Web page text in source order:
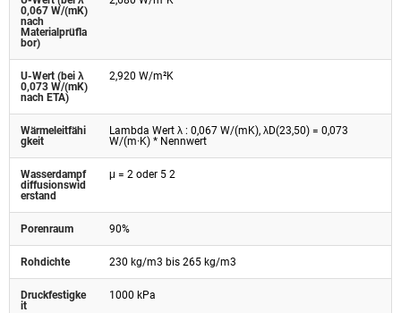
0,067 W/(mK)
nach
Materialprüfla
bor)
U-Wert (bei λ
0,073 W/(mK)
nach ETA)
2,920 W/m²K
Wärmeleitfähi
gkeit
Lambda Wert λ : 0,067 W/(mK), λD(23,50) = 0,073
W/(m·K) * Nennwert
Wasserdampf
diffusionswid
erstand
μ = 2 oder 5 2
Porenraum 90%
Rohdichte 230 kg/m3 bis 265 kg/m3
Druckfestigke
it
1000 kPa